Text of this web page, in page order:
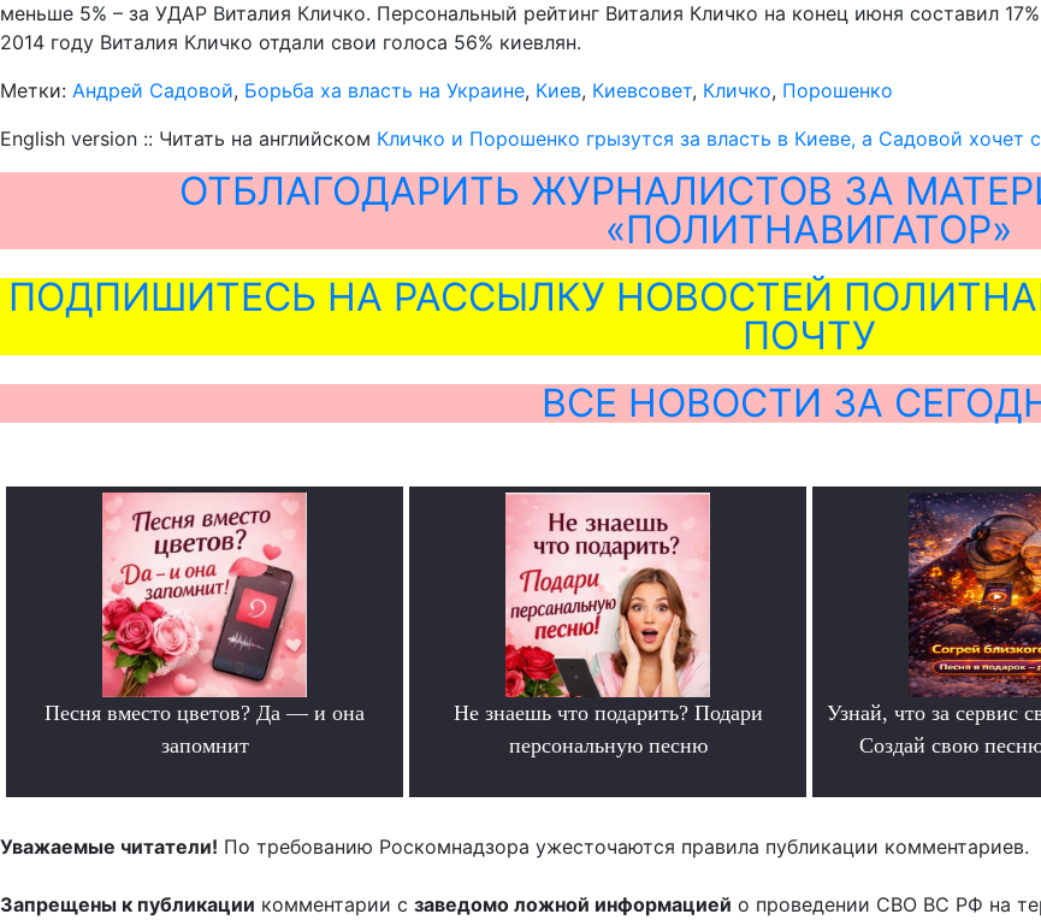
меньше 5% – за УДАР Виталия Кличко. Персональный рейтинг Виталия Кличко на конец июня составил
2014 году Виталия Кличко отдали свои голоса 56% киевлян.
Метки: Андрей Садовой, Борьба ха власть на Украине, Киев, Киевсовет, Кличко, Порошенко
English version :: Читать на английском Кличко и Порошенко грызутся за власть в Киеве, а Садовой хочет
ОТБЛАГОДАРИТЬ ЖУРНАЛИСТОВ ЗА
«ПОЛИТНАВИГАТОР»
ПОДПИШИТЕСЬ НА РАССЫЛКУ НОВОСТЕЙ
ПОЧТУ
ВСЕ НОВОСТИ ЗА
Песня вместо цветов? Да — и она
запомнит
Не знаешь что подарить? Подари
персональную песню
Узнай, что за сервис
Создай свою
Уважаемые читатели! По требованию Роскомнадзора ужесточаются правила публикации комментариев.
Запрещены к публикации комментарии с заведомо ложной информацией о проведении СВО ВС РФ на